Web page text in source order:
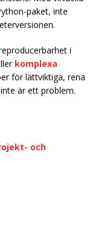
paket, inte
i
komplexa
för lättviktiga, rena
är ett problem.
och